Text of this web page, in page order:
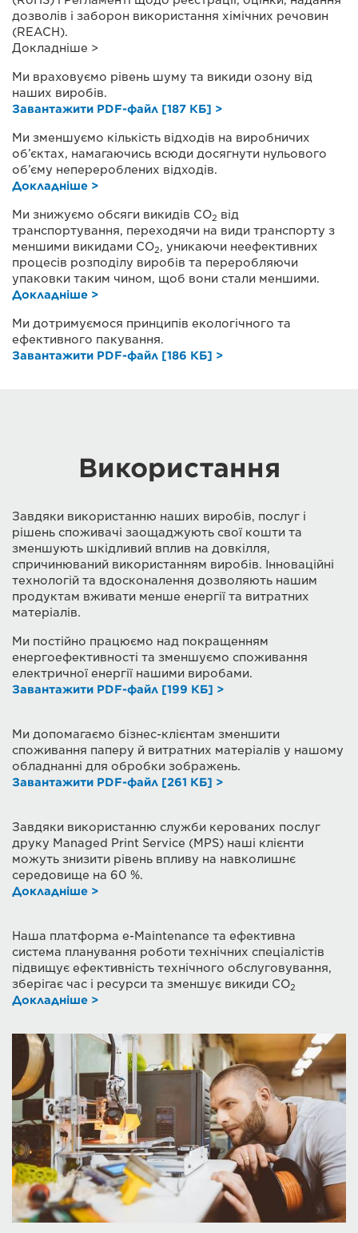
дозволів і заборон використання хімічних речовин
(REACH).
Докладніше >
Ми враховуємо рівень шуму та викиди озону від
наших виробів.
Завантажити PDF-файл [187 КБ] >
Ми зменшуємо кількість відходів на виробничих
об’єктах, намагаючись всюди досягнути нульового
об’єму неперероблених відходів.
Докладніше >
Ми знижуємо обсяги викидів CO2 від
транспортування, переходячи на види транспорту з
меншими викидами CO2, уникаючи неефективних
процесів розподілу виробів та переробляючи
упаковки таким чином, щоб вони стали меншими.
Докладніше >
Ми дотримуємося принципів екологічного та
ефективного пакування.
Завантажити PDF-файл [186 КБ] >
Використання
Завдяки використанню наших виробів, послуг і
рішень споживачі заощаджують свої кошти та
зменшують шкідливий вплив на довкілля,
спричинюваний використанням виробів. Інноваційні
технологій та вдосконалення дозволяють нашим
продуктам вживати менше енергії та витратних
матеріалів.
Ми постійно працюємо над покращенням
енергоефективності та зменшуємо споживання
електричної енергії нашими виробами.
Завантажити PDF-файл [199 КБ] >
Ми допомагаємо бізнес-клієнтам зменшити
споживання паперу й витратних матеріалів у нашому
обладнанні для обробки зображень.
Завантажити PDF-файл [261 КБ] >
Завдяки використанню служби керованих послуг
друку Managed Print Service (MPS) наші клієнти
можуть знизити рівень впливу на навколишнє
середовище на 60 %.
Докладніше >
Наша платформа e-Maintenance та ефективна
система планування роботи технічних спеціалістів
підвищує ефективність технічного обслуговування,
зберігає час і ресурси та зменшує викиди CO2
Докладніше >